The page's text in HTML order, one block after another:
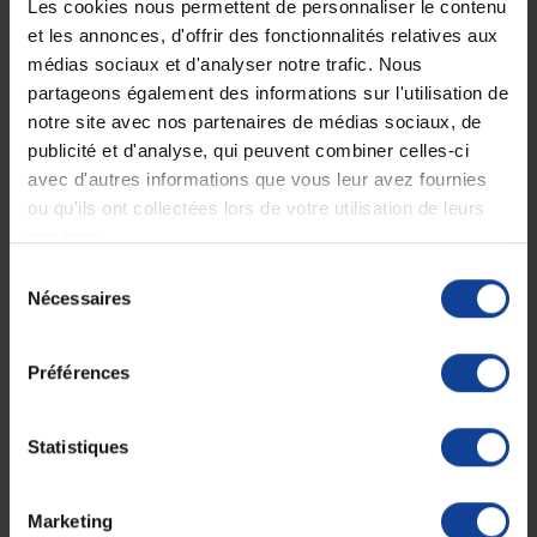
Les cookies nous permettent de personnaliser le contenu
et les annonces, d'offrir des fonctionnalités relatives aux
médias sociaux et d'analyser notre trafic. Nous
partageons également des informations sur l'utilisation de
notre site avec nos partenaires de médias sociaux, de
publicité et d'analyse, qui peuvent combiner celles-ci
avec d'autres informations que vous leur avez fournies
ou qu'ils ont collectées lors de votre utilisation de leurs
Nécessaires
Préférences
Statistiques
Marketing
vous revitaliser et à retrouver votre équilibre intérieur.
Soins spécifiques, une approche personnalisée
Parce que chaque personne est unique, les soins spécifiques sont
formulés pour répondre à vos besoins individuels. Que vous recherchiez
une solution pour apaiser les muscles fatigués, revitaliser la peau ou
favoriser la relaxation, les produits Laboratoire JRS sont là pour vous
accompagner dans votre démarche de bien-être.
Prenez soin de vous naturellement
Avec Laboratoire JRS, prendre soin de votre santé et de votre bien-être
engagement envers la qualité pour vous offrir des produits naturels et
efficaces. Découvrez l'essence de la nature et laissez-vous guider vers